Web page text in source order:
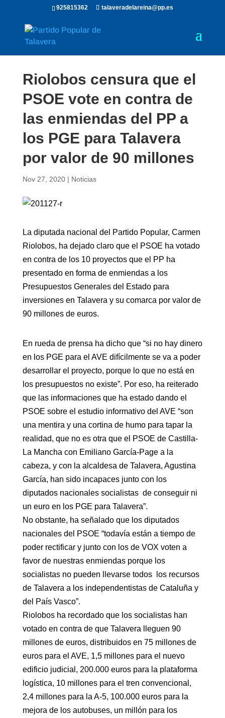
925815362 talaveradelareina@pp.es
Riolobos censura que el
PSOE vote en contra de
las enmiendas del PP a
los PGE para Talavera
por valor de 90 millones
Nov 27, 2020| Noticias
La diputada nacional del Partido Popular, Carmen
Riolobos, ha dejado claro que el PSOE ha votado
en contra de los 10 proyectos que el PP ha
presentado en forma de enmiendas a los
Presupuestos Generales del Estado para
inversiones en Talavera y su comarca por valor de
90 millones de euros.
En rueda de prensa ha dicho que “si no hay dinero
en los PGE para el AVE difícilmente se va a poder
desarrollar el proyecto, porque lo que no está en
los presupuestos no existe”. Por eso, ha reiterado
que las informaciones que ha estado dando el
PSOE sobre el estudio informativo del AVE “son
una mentira y una cortina de humo para tapar la
realidad, que no es otra que el PSOE de Castilla-
La Mancha con Emiliano García-Page a la
cabeza, y con la alcaldesa de Talavera, Agustina
García, han sido incapaces junto con los
diputados nacionales socialistas de conseguir ni
un euro en los PGE para Talavera”.
No obstante, ha señalado que los diputados
nacionales del PSOE “todavía están a tiempo de
poder rectificar y junto con los de VOX voten a
favor de nuestras enmiendas porque los
socialistas no pueden llevarse todos los recursos
de Talavera a los independentistas de Cataluña y
del País Vasco”.
Riolobos ha recordado que los socialistas han
votado en contra de que Talavera lleguen 90
millones de euros, distribuidos en 75 millones de
euros para el AVE, 1,5 millones para el nuevo
edificio judicial, 200.000 euros para la plataforma
logística, 10 millones para el tren convencional,
2,4 millones para la A-5, 100.000 euros para la
mejora de los autobuses, un millón para los